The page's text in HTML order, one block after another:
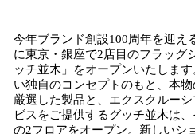
！
数
を
読
み
込
今年ブランド創設100周年を迎え
に東京・銀座で2店目のフラッグ
ッチ並木」をオープンいたしま
い独自のコンセプトのもと、本
厳選した製品と、エクスクルー
ビスをご提供するグッチ並木は
の2フロアをオープン。新しいシ